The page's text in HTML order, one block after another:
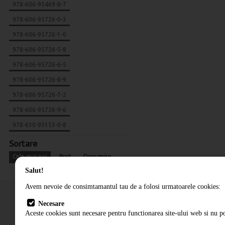
978-606-95469-8-7
978-606-95726-0-3
978-606-95726-1-0
978-606-95726-5-8
978-606-95726-6-5
978-606-95726-8-9
978-606-95726-7-2
978-606-95726-9-6
978-630-95153-0-8
Sortare
Cele mai noi Pret Denumire
Salut!
Avem nevoie de consimtamantul tau de a folosi urmatoarele cookies:
Necesare
Aceste cookies sunt necesare pentru functionarea site-ului web si nu